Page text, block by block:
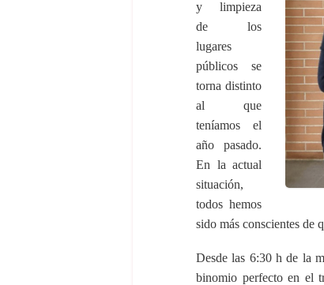
y limpieza
de los
lugares
públicos se
torna distinto
al que
teníamos el
año pasado.
En la actual
situación,
todos hemos
sido más conscientes de
Desde las 6:30 h de la
binomio perfecto en el